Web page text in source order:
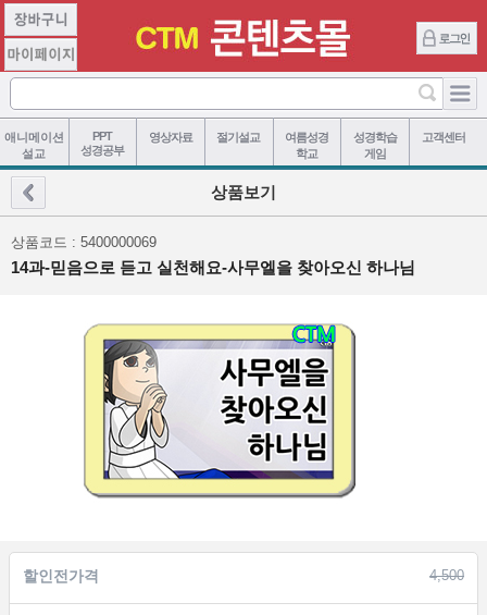
애니메이션
설교
PPT
성경공부
영상자료 절기설교
여름성경
학교
성경학습
게임
고객센터
상품보기
상품코드 : 5400000069
14과-믿음으로 듣고 실천해요-사무엘을 찾아오신 하나님
할인전가격 4,500